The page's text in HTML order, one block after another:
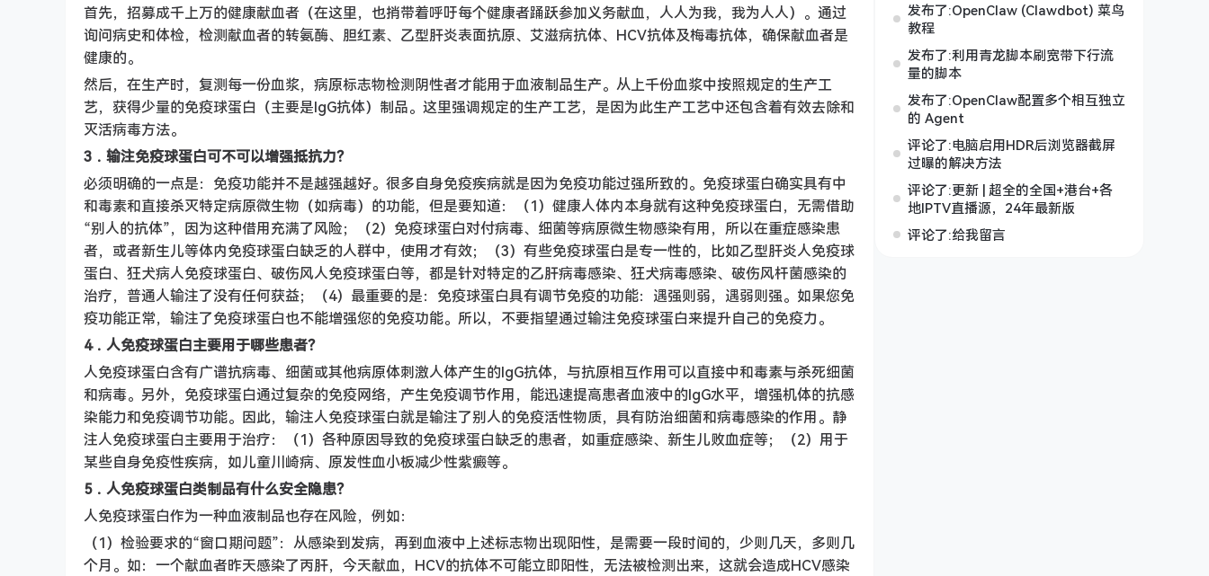
首先，招募成千上万的健康献血者（在这里，也捎带着呼吁每个健康者踊跃参加义务献血，人人为我，我为人人）。通过
询问病史和体检，检测献血者的转氨酶、胆红素、乙型肝炎表面抗原、艾滋病抗体、HCV抗体及梅毒抗体，确保献血者是
健康的。
然后，在生产时，复测每一份血浆，病原标志物检测阴性者才能用于血液制品生产。从上千份血浆中按照规定的生产工
艺，获得少量的免疫球蛋白（主要是IgG抗体）制品。这里强调规定的生产工艺，是因为此生产工艺中还包含着有效去除和
灭活病毒方法。
3．输注免疫球蛋白可不可以增强抵抗力？
必须明确的一点是：免疫功能并不是越强越好。很多自身免疫疾病就是因为免疫功能过强所致的。免疫球蛋白确实具有中
和毒素和直接杀灭特定病原微生物（如病毒）的功能，但是要知道：（1）健康人体内本身就有这种免疫球蛋白，无需借助
“别人的抗体”，因为这种借用充满了风险；（2）免疫球蛋白对付病毒、细菌等病原微生物感染有用，所以在重症感染患
者，或者新生儿等体内免疫球蛋白缺乏的人群中，使用才有效；（3）有些免疫球蛋白是专一性的，比如乙型肝炎人免疫球
蛋白、狂犬病人免疫球蛋白、破伤风人免疫球蛋白等，都是针对特定的乙肝病毒感染、狂犬病毒感染、破伤风杆菌感染的
治疗，普通人输注了没有任何获益；（4）最重要的是：免疫球蛋白具有调节免疫的功能：遇强则弱，遇弱则强。如果您免
疫功能正常，输注了免疫球蛋白也不能增强您的免疫功能。所以，不要指望通过输注免疫球蛋白来提升自己的免疫力。
4．人免疫球蛋白主要用于哪些患者？
人免疫球蛋白含有广谱抗病毒、细菌或其他病原体刺激人体产生的IgG抗体，与抗原相互作用可以直接中和毒素与杀死细菌
和病毒。另外，免疫球蛋白通过复杂的免疫网络，产生免疫调节作用，能迅速提高患者血液中的IgG水平，增强机体的抗感
染能力和免疫调节功能。因此，输注人免疫球蛋白就是输注了别人的免疫活性物质，具有防治细菌和病毒感染的作用。静
注人免疫球蛋白主要用于治疗：（1）各种原因导致的免疫球蛋白缺乏的患者，如重症感染、新生儿败血症等；（2）用于
某些自身免疫性疾病，如儿童川崎病、原发性血小板减少性紫癜等。
5．人免疫球蛋白类制品有什么安全隐患？
人免疫球蛋白作为一种血液制品也存在风险，例如：
（1）检验要求的“窗口期问题”：从感染到发病，再到血液中上述标志物出现阳性，是需要一段时间的，少则几天，多则几
个月。如：一个献血者昨天感染了丙肝，今天献血，HCV的抗体不可能立即阳性，无法被检测出来，这就会造成HCV感染
发布了:OpenClaw (Clawdbot) 菜鸟
教程
发布了:利用青龙脚本刷宽带下行流
量的脚本
发布了:OpenClaw配置多个相互独立
的 Agent
评论了:电脑启用HDR后浏览器截屏
过曝的解决方法
评论了:更新 | 超全的全国+港台+各
地IPTV直播源，24年最新版
评论了:给我留言